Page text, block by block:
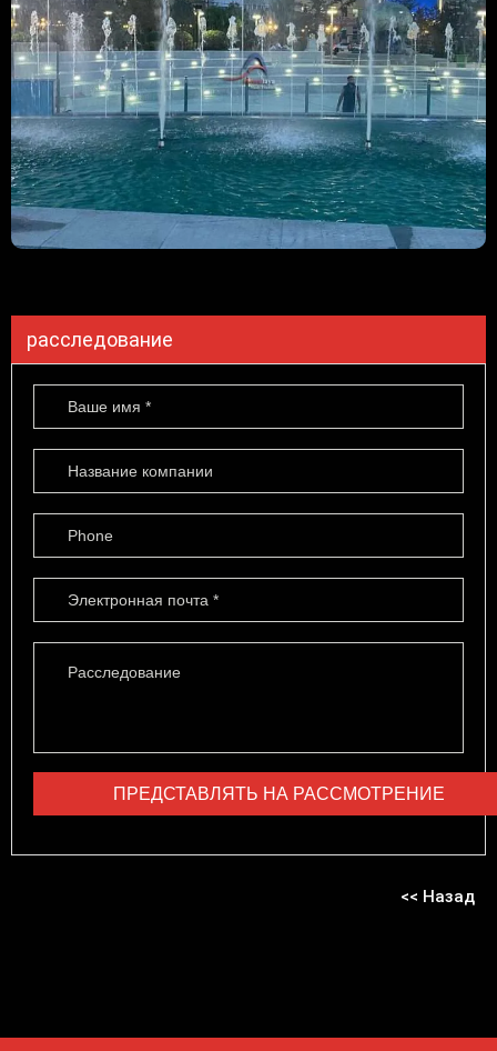
расследование
<< Назад